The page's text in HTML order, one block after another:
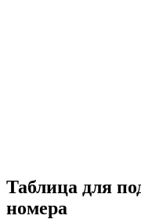
Таблица для
номера